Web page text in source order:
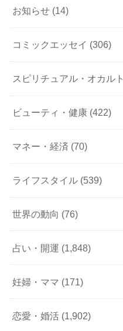
お知らせ (14)
コミックエッセイ (306)
スピリチュアル・オカルト
ビューティ・健康 (422)
マネー・経済 (70)
ライフスタイル (539)
世界の動向 (76)
占い・開運 (1,848)
妊婦・ママ (171)
恋愛・婚活 (1,902)